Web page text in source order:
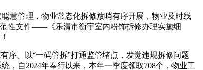
慧管理，物业常态化拆修放哨有序开展，物业及时线
范性文件——《乐清市衡宇室内粉饰拆修办理实施细
。以“一码管拆”打通监管堵点，发觉违规拆修问题
，自2024年奉行以来，本年一季度领取708个，物业工